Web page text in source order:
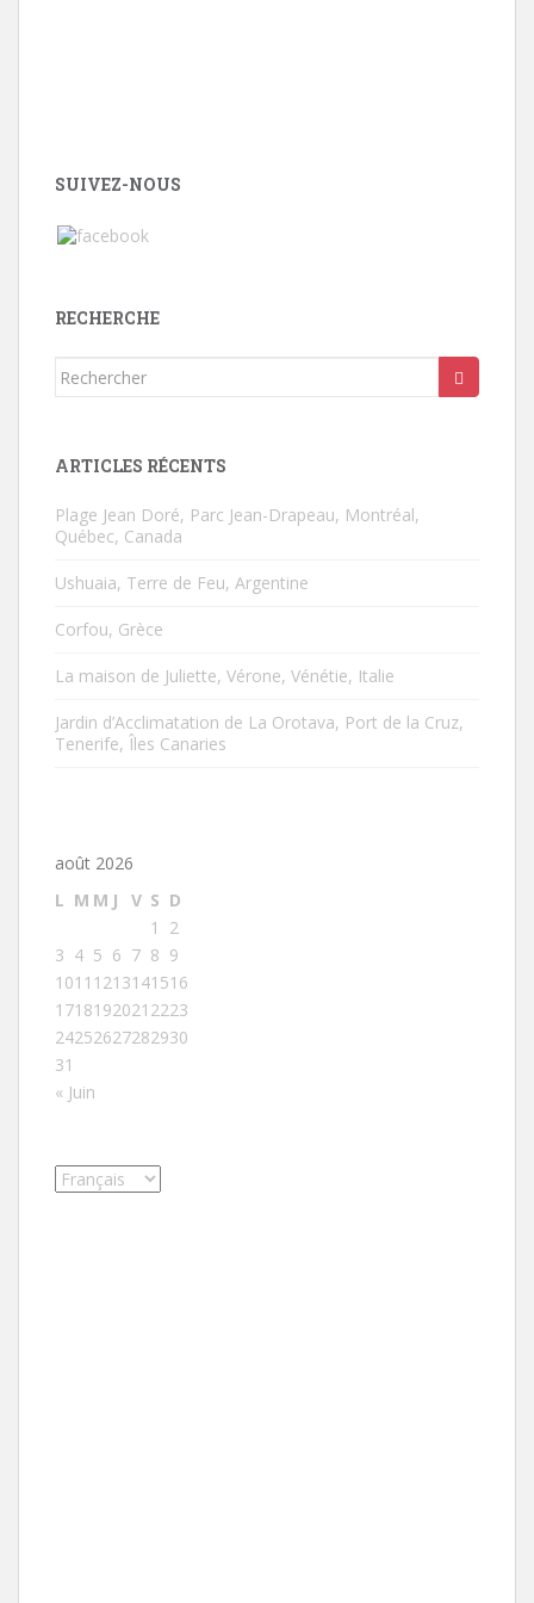
SUIVEZ-NOUS
RECHERCHE
Rechercher...
ARTICLES RÉCENTS
Plage Jean Doré, Parc Jean-Drapeau, Montréal,
Québec, Canada
Ushuaia, Terre de Feu, Argentine
Corfou, Grèce
La maison de Juliette, Vérone, Vénétie, Italie
Jardin d’Acclimatation de La Orotava, Port de la Cruz,
Tenerife, Îles Canaries
août 2026
L M M J V S D
1
2
3 4 5 6 7 8 9
1011 1213141516
1718192021 2223
24252627282930
31
« Juin
Choisir